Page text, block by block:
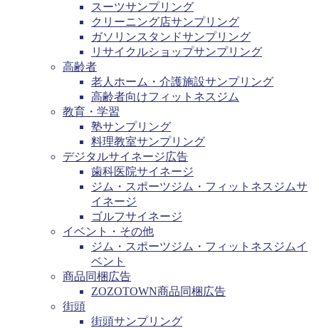
スーツサンプリング
クリーニング店サンプリング
ガソリンスタンドサンプリング
リサイクルショップサンプリング
高齢者
老人ホーム・介護施設サンプリング
高齢者向けフィットネスジム
教育・学習
塾サンプリング
料理教室サンプリング
デジタルサイネージ広告
歯科医院サイネージ
ジム・スポーツジム・フィットネスジムサ
イネージ
ゴルフサイネージ
イベント・その他
ジム・スポーツジム・フィットネスジムイ
ベント
商品同梱広告
ZOZOTOWN商品同梱広告
街頭
街頭サンプリング